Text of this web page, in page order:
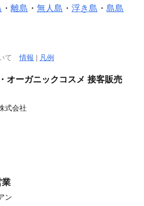
・ 離島 ・ 無人島 ・ 浮き島 ・ 島島
いて情報 | 凡例
オーガニックコスメ 接客販売
式会社
業
ン